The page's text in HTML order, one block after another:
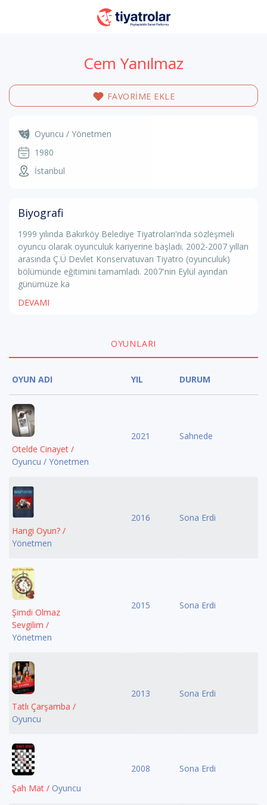
Cem Yanılmaz
FAVORİME EKLE
Oyuncu / Yönetmen
1980
İstanbul
Biyografi
1999 yılında Bakırköy Belediye Tiyatroları'nda sözleşmeli
oyuncu olarak oyunculuk kariyerine başladı. 2002-2007 yılları
arasında Ç.Ü Devlet Konservatuvarı Tiyatro (oyunculuk)
bölümünde eğitimini tamamladı. 2007'nin Eylül ayından
günümüze ka
DEVAMI
OYUNLARI
OYUN ADI YIL DURUM
Otelde Cinayet /
Oyuncu / Yönetmen
2021 Sahnede
Hangi Oyun? /
Yönetmen
2016 Sona Erdi
Şimdi Olmaz
Sevgilim /
Yönetmen
2015 Sona Erdi
Tatlı Çarşamba /
Oyuncu
2013 Sona Erdi
Şah Mat / Oyuncu
2008 Sona Erdi